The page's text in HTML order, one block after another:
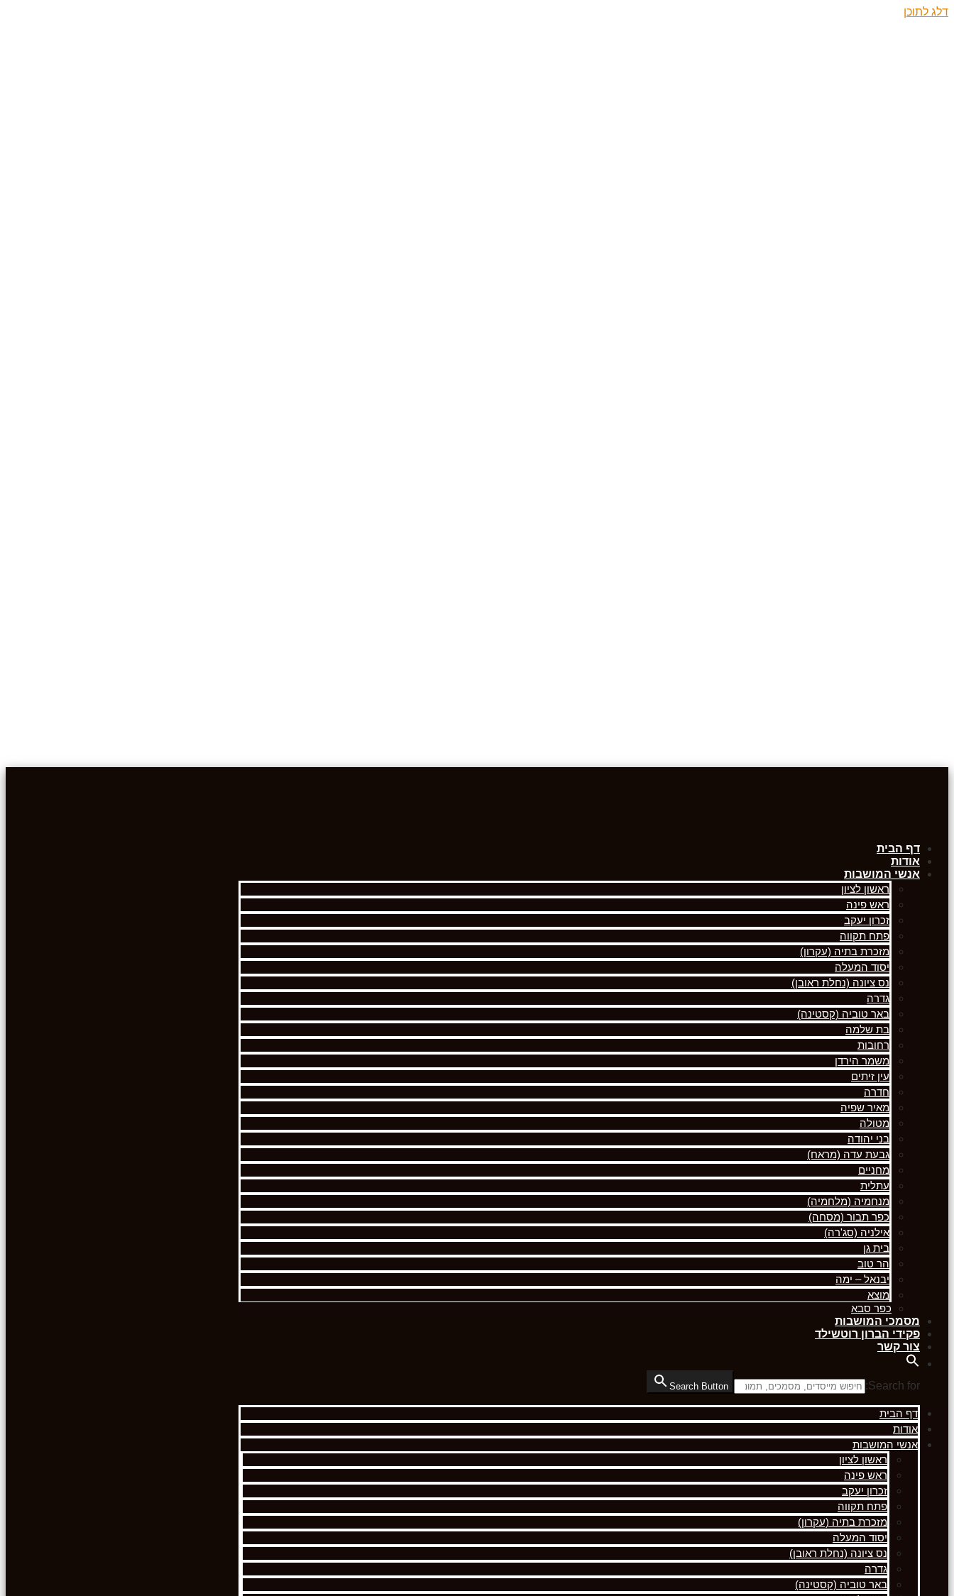
דלג לתוכן
דף הבית
אודות
אנשי המושבות
ראשון לציון
ראש פינה
זכרון יעקב
פתח תקווה
מזכרת בתיה (עקרון)
יסוד המעלה
נס ציונה (נחלת ראובן)
גדרה
באר טוביה (קסטינה)
בת שלמה
רחובות
משמר הירדן
עין זיתים
חדרה
מאיר שפיה
מטולה
בני יהודה
גבעת עדה (מראח)
מחניים
עתלית
מנחמיה (מלחמיה)
כפר תבור (מסחה)
אילניה (סג'רה)
בית גן
הר טוב
יבנאל – ימה
מוצא
כפר סבא
מסמכי המושבות
פקידי הברון רוטשילד
צור קשר
Search for:
Search Button
דף הבית
אודות
אנשי המושבות
ראשון לציון
ראש פינה
זכרון יעקב
פתח תקווה
מזכרת בתיה (עקרון)
יסוד המעלה
נס ציונה (נחלת ראובן)
גדרה
באר טוביה (קסטינה)